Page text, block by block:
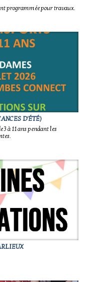
programmée pour travaux.
D'ÉTÉ)
à 11 ans pendant les